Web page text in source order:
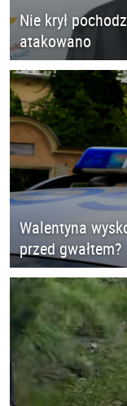
Nie krył
atakowano
Walentyna
przed gwałtem?